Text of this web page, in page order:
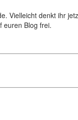
Vielleicht denkt ihr
euren Blog frei.